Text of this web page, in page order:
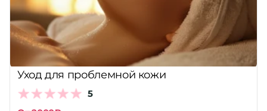
Уход для проблемной кожи
5